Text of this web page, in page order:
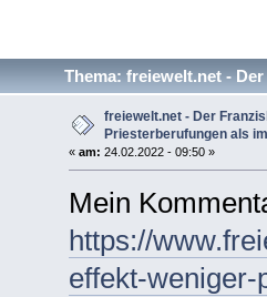
Thema: freiewelt.net -
freiewelt.net - Der
Priesterberufungen als
« am: 24.02.2022 - 09:50 »
Mein
https://
effekt-